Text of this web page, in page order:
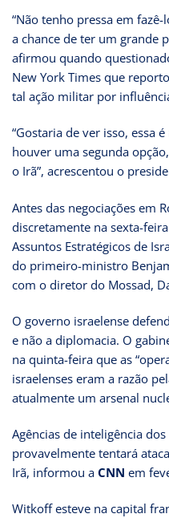
“Não tenho pressa em
a chance de ter um grande
afirmou quando
New York Times que
tal ação militar por
“Gostaria de ver isso, essa
houver uma segunda
o Irã”, acrescentou o
Antes das negociações em
discretamente na sexta-
Assuntos Estratégicos de
do primeiro-ministro
com o diretor do Mossad,
O governo israelense
e não a diplomacia. O
na quinta-feira que as
israelenses eram a razão
atualmente um arsenal
Agências de inteligência
provavelmente tentará
Irã, informou a CNN em
Witkoff esteve na capital